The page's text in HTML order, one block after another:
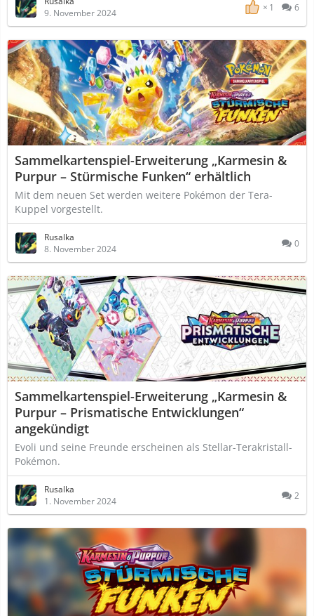
9. November 2024
1 6
Sammelkartenspiel-Erweiterung „Karmesin &
Purpur – Stürmische Funken“ erhältlich
Mit dem neuen Set werden weitere Pokémon der Tera-
Kuppel vorgestellt.
Rusalka
8. November 2024
0
Sammelkartenspiel-Erweiterung „Karmesin &
Purpur – Prismatische Entwicklungen“
angekündigt
Evoli und seine Freunde erscheinen als Stellar-Terakristall-
Pokémon.
Rusalka
1. November 2024
2